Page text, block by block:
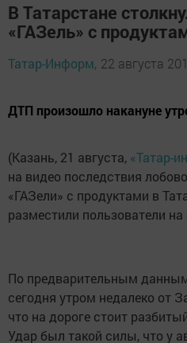
В Татарстане
«ГАЗель» с
Татар-Информ, 22 августа
ДТП произошло накануне
(Казань, 21 августа, «Татар-
на видео последствия
«ГАЗели» с продуктами в
разместили пользователи
По предварительным
сегодня утром недалеко от
что на дороге стоит
Удар был такой силы, что у